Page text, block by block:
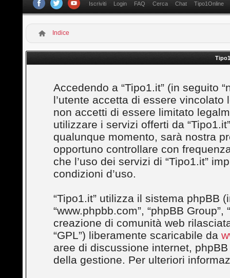
Iscriviti Login FAQ Cerca Chat Tipo1Online
Indice
Accedendo a “Tipo1.it” (in seguito
l’utente accetta di essere
non accetti di essere limitato
utilizzare i servizi offerti da
qualunque momento, sarà nostra
opportuno controllare con
che l’uso dei servizi di “Tipo1.it”
condizioni d’uso.
“Tipo1.it” utilizza il sistema phpBB
“www.phpbb.com”, “phpBB
creazione di comunità web
“GPL”) liberamente scaricabile da
aree di discussione internet,
della gestione. Per ulteriori